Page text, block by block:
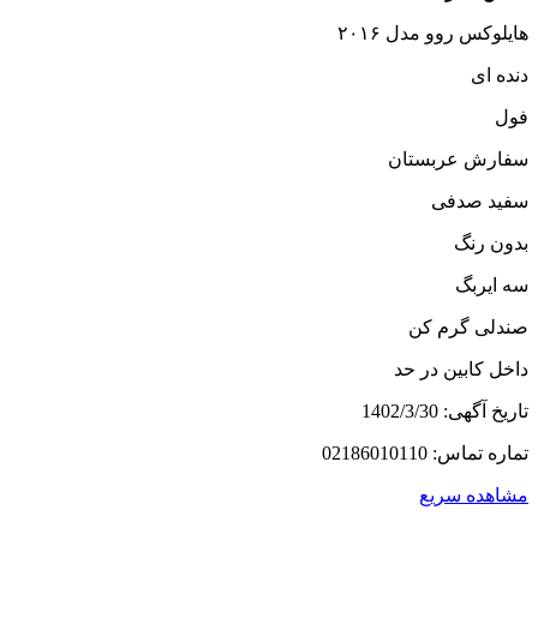
هایلوکس روو مدل ۲۰۱۶
دنده ای
فول
سفارش عربستان
سفید صدفی
بدون رنگ
سه ایربگ
صندلی گرم کن
داخل کابین در حد
تاریخ آگهی: 1402/3/30
تماره تماس: 02186010110
مشاهده سریع